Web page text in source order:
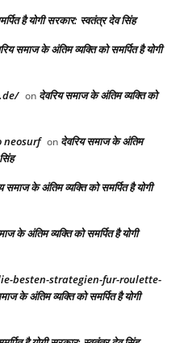
है योगी सरकार: स्वतंत्र देव सिंह
समाज के अंतिम व्यक्ति को समर्पित है योगी
on देवरिय समाज के अंतिम व्यक्ति को
neosurf on देवरिय समाज के अंतिम
समाज के अंतिम व्यक्ति को समर्पित है योगी
के अंतिम व्यक्ति को समर्पित है योगी
besten-strategien-fur-roulette-
के अंतिम व्यक्ति को समर्पित है योगी